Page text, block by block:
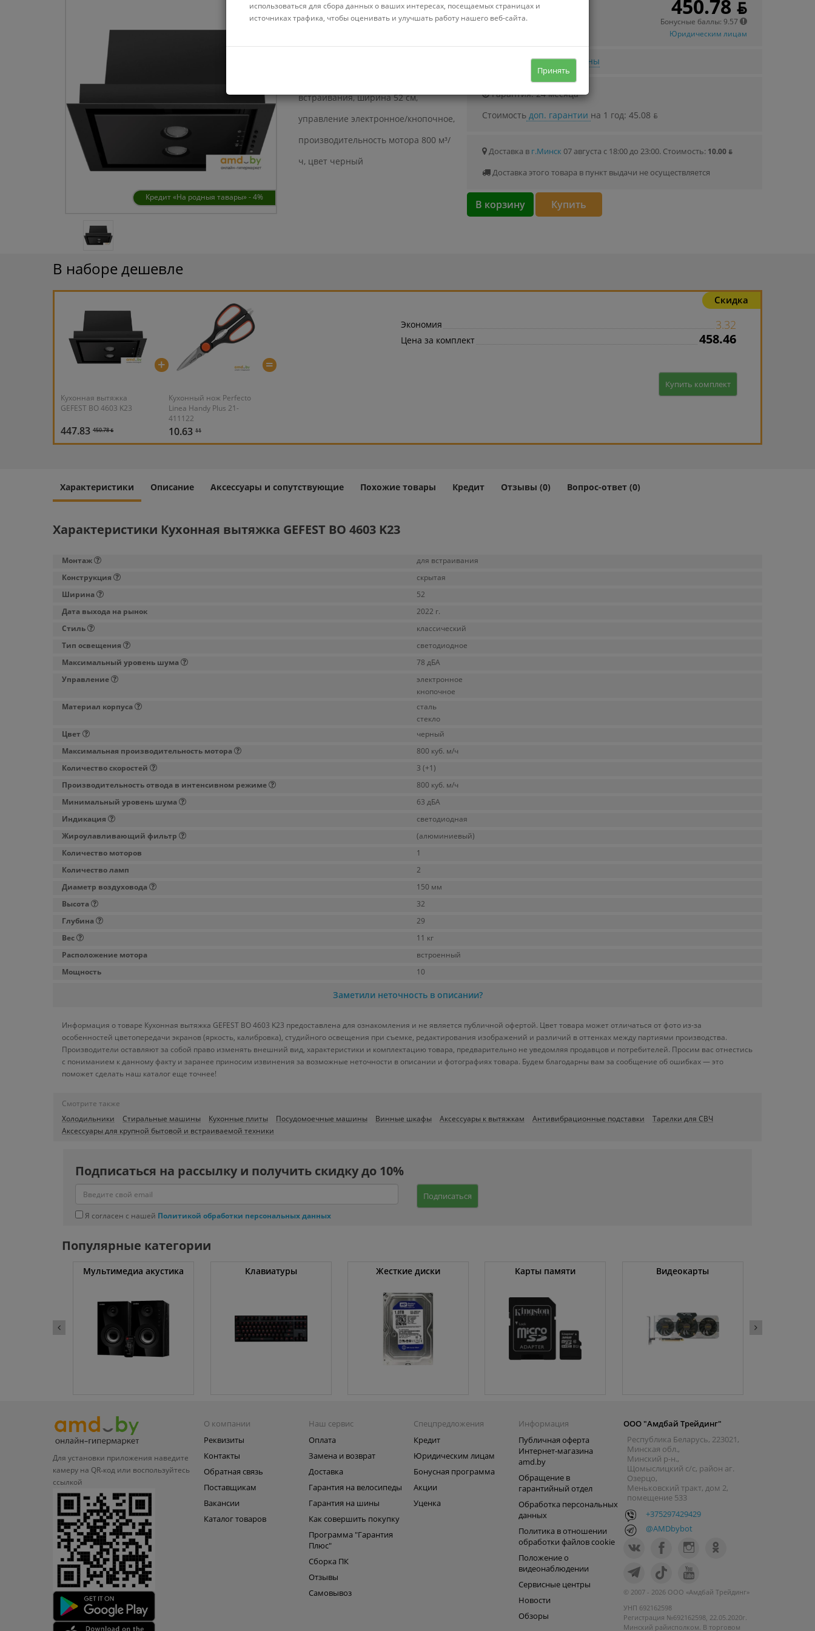
Кредит «На родныя тавары» - 4%
встраивания, ширина 52 см,
управление электронное/кнопочное,
производительность мотора 800 м³/
ч, цвет черный
Можно купить в кредит
Стоимость от 7.00 ƃ/мec.
450.78 ƃ
Бонусные баллы: 9.57
Юридическим лицам
Узнать о снижении цены
Гарантия: 24 месяца
Стоимостьдоп. гарантии на 1 год: 45.08 ƃ
Доставка в г.Минск 07 августа с 18:00 до 23:00. Стоимость: 10.00 ƃ
Доставка этого товара в пункт выдачи не осуществляется
В корзину Купить
В наборе дешевле
Скидка
Кухонная вытяжка
GEFEST ВО 4603 K23
447.83 450.78 ƃ
+
Кухонный нож Perfecto
Linea Handy Plus 21-
411122
10.63 11
=
Экономия 3.32
Цена за комплект 458.46
Купить комплект
Характеристики Описание Аксессуары и сопутствующие Похожие товары Кредит Отзывы (0) Вопрос-ответ (0)
Характеристики Кухонная вытяжка GEFEST ВО 4603 K23
Монтаж
для встраивания
Конструкция
скрытая
Ширина
52
Дата выхода на рынок
2022 г.
Стиль
классический
Тип освещения
светодиодное
Максимальный уровень шума
78 дБА
Управление
электронное
кнопочное
Материал корпуса
сталь
стекло
Цвет
черный
Максимальная производительность мотора
800 куб. м/ч
Количество скоростей
3 (+1)
Производительность отвода в интенсивном режиме
800 куб. м/ч
Минимальный уровень шума
63 дБА
Индикация
светодиодная
Жироулавливающий фильтр
(алюминиевый)
Количество моторов
1
Количество ламп
2
Диаметр воздуховода
150 мм
Высота
32
Глубина
29
Вес
11 кг
Расположение мотора
встроенный
Мощность
10
Заметили неточность в описании?
Информация о товаре Кухонная вытяжка GEFEST ВО 4603 K23 предоставлена для ознакомления и не является публичной офертой. Цвет товара может отличаться от фото из-за
особенностей цветопередачи экранов (яркость, калибровка), студийного освещения при съемке, редактирования изображений и различий в оттенках между партиями производства.
Производители оставляют за собой право изменять внешний вид, характеристики и комплектацию товара, предварительно не уведомляя продавцов и потребителей. Просим вас отнестись
с пониманием к данному факту и заранее приносим извинения за возможные неточности в описании и фотографиях товара. Будем благодарны вам за сообщение об ошибках — это
поможет сделать наш каталог еще точнее!
Смотрите также
Холодильники
Стиральные машины Кухонные плиты Посудомоечные машины Винные шкафы Аксессуары к вытяжкам Антивибрационные подставки
Тарелки для СВЧ
Аксессуары для крупной бытовой и встраиваемой техники
Подписаться на рассылку и получить скидку до 10%
Подписаться
Я согласен с нашей Политикой обработки персональных данных
Популярные категории
Мультимедиа акустика Клавиатуры Жесткие диски Карты памяти Видеокарты
использоваться для сбора данных о ваших интересах, посещаемых страницах и
источниках трафика, чтобы оценивать и улучшать работу нашего веб-сайта.
Принять
Для установки приложения наведите
камеру на QR‑код или воспользуйтесь
ссылкой
О компании
Реквизиты
Контакты
Обратная связь
Поставщикам
Вакансии
Каталог товаров
Наш сервис
Оплата
Замена и возврат
Доставка
Гарантия на велосипеды
Гарантия на шины
Как совершить покупку
Программа "Гарантия
Плюс"
Сборка ПК
Отзывы
Самовывоз
Спецпредложения
Кредит
Юридическим лицам
Бонусная программа
Акции
Уценка
Информация
Публичная оферта
Интернет-магазина
amd.by
Обращение в
гарантийный отдел
Обработка персональных
данных
Политика в отношении
обработки файлов cookie
Положение о
видеонаблюдении
Сервисные центры
Новости
Обзоры
ООО "Амдбай Трейдинг"
Республика Беларусь, 223021,
Минская обл.,
Минский р-н.,
Щомыслицкий с/с, район аг.
Озерцо,
Меньковский тракт, дом 2,
помещение 533
+375297429429
@AMDbybot
© 2007 - 2026 ООО «Амдбай Трейдинг»
УНП 692162598
Регистрация №692162598, 22.05.2020г.
Минский райисполком. В торговом